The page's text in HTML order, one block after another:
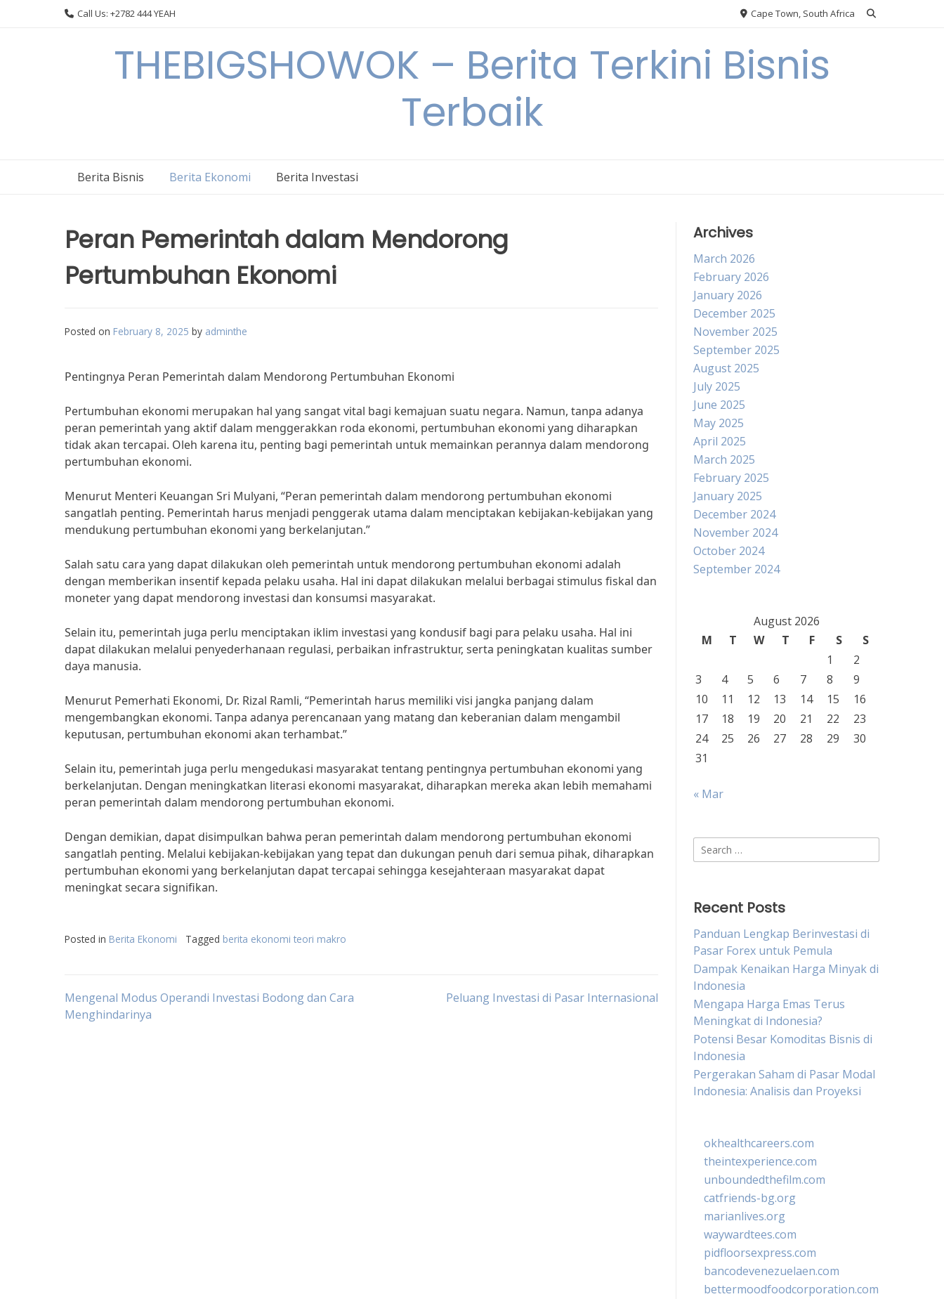
Call Us: +2782 444 YEAH Cape Town, South Africa
THEBIGSHOWOK – Berita Terkini Bisnis
Terbaik
Berita Bisnis Berita Ekonomi Berita Investasi
Peran Pemerintah dalam Mendorong
Pertumbuhan Ekonomi
Posted on February 8, 2025 by adminthe
Pentingnya Peran Pemerintah dalam Mendorong Pertumbuhan Ekonomi
Pertumbuhan ekonomi merupakan hal yang sangat vital bagi kemajuan suatu negara. Namun, tanpa adanya
peran pemerintah yang aktif dalam menggerakkan roda ekonomi, pertumbuhan ekonomi yang diharapkan
tidak akan tercapai. Oleh karena itu, penting bagi pemerintah untuk memainkan perannya dalam mendorong
pertumbuhan ekonomi.
Menurut Menteri Keuangan Sri Mulyani, “Peran pemerintah dalam mendorong pertumbuhan ekonomi
sangatlah penting. Pemerintah harus menjadi penggerak utama dalam menciptakan kebijakan-kebijakan yang
mendukung pertumbuhan ekonomi yang berkelanjutan.”
Salah satu cara yang dapat dilakukan oleh pemerintah untuk mendorong pertumbuhan ekonomi adalah
dengan memberikan insentif kepada pelaku usaha. Hal ini dapat dilakukan melalui berbagai stimulus fiskal dan
moneter yang dapat mendorong investasi dan konsumsi masyarakat.
Selain itu, pemerintah juga perlu menciptakan iklim investasi yang kondusif bagi para pelaku usaha. Hal ini
dapat dilakukan melalui penyederhanaan regulasi, perbaikan infrastruktur, serta peningkatan kualitas sumber
daya manusia.
Menurut Pemerhati Ekonomi, Dr. Rizal Ramli, “Pemerintah harus memiliki visi jangka panjang dalam
mengembangkan ekonomi. Tanpa adanya perencanaan yang matang dan keberanian dalam mengambil
keputusan, pertumbuhan ekonomi akan terhambat.”
Selain itu, pemerintah juga perlu mengedukasi masyarakat tentang pentingnya pertumbuhan ekonomi yang
berkelanjutan. Dengan meningkatkan literasi ekonomi masyarakat, diharapkan mereka akan lebih memahami
peran pemerintah dalam mendorong pertumbuhan ekonomi.
Dengan demikian, dapat disimpulkan bahwa peran pemerintah dalam mendorong pertumbuhan ekonomi
sangatlah penting. Melalui kebijakan-kebijakan yang tepat dan dukungan penuh dari semua pihak, diharapkan
pertumbuhan ekonomi yang berkelanjutan dapat tercapai sehingga kesejahteraan masyarakat dapat
meningkat secara signifikan.
Posted in Berita Ekonomi Tagged berita ekonomi teori makro
Post
Mengenal Modus Operandi Investasi Bodong dan Cara
Menghindarinya
Peluang Investasi di Pasar Internasional
Archives
March 2026
February 2026
January 2026
December 2025
November 2025
September 2025
August 2025
July 2025
June 2025
May 2025
April 2025
March 2025
February 2025
January 2025
December 2024
November 2024
October 2024
September 2024
August 2026
M
T W T F S
S
1
2
3
4 5 6 7 8
9
10
11 12 13 14 15
16
17
18 19 20 21 22
23
24
25 26 27 28 29
30
31
« Mar
Search
for:
Recent Posts
Panduan Lengkap Berinvestasi di
Pasar Forex untuk Pemula
Dampak Kenaikan Harga Minyak di
Indonesia
Mengapa Harga Emas Terus
Meningkat di Indonesia?
Potensi Besar Komoditas Bisnis di
Indonesia
Pergerakan Saham di Pasar Modal
Indonesia: Analisis dan Proyeksi
okhealthcareers.com
theintexperience.com
unboundedthefilm.com
catfriends-bg.org
marianlives.org
waywardtees.com
pidfloorsexpress.com
bancodevenezuelaen.com
bettermoodfoodcorporation.com